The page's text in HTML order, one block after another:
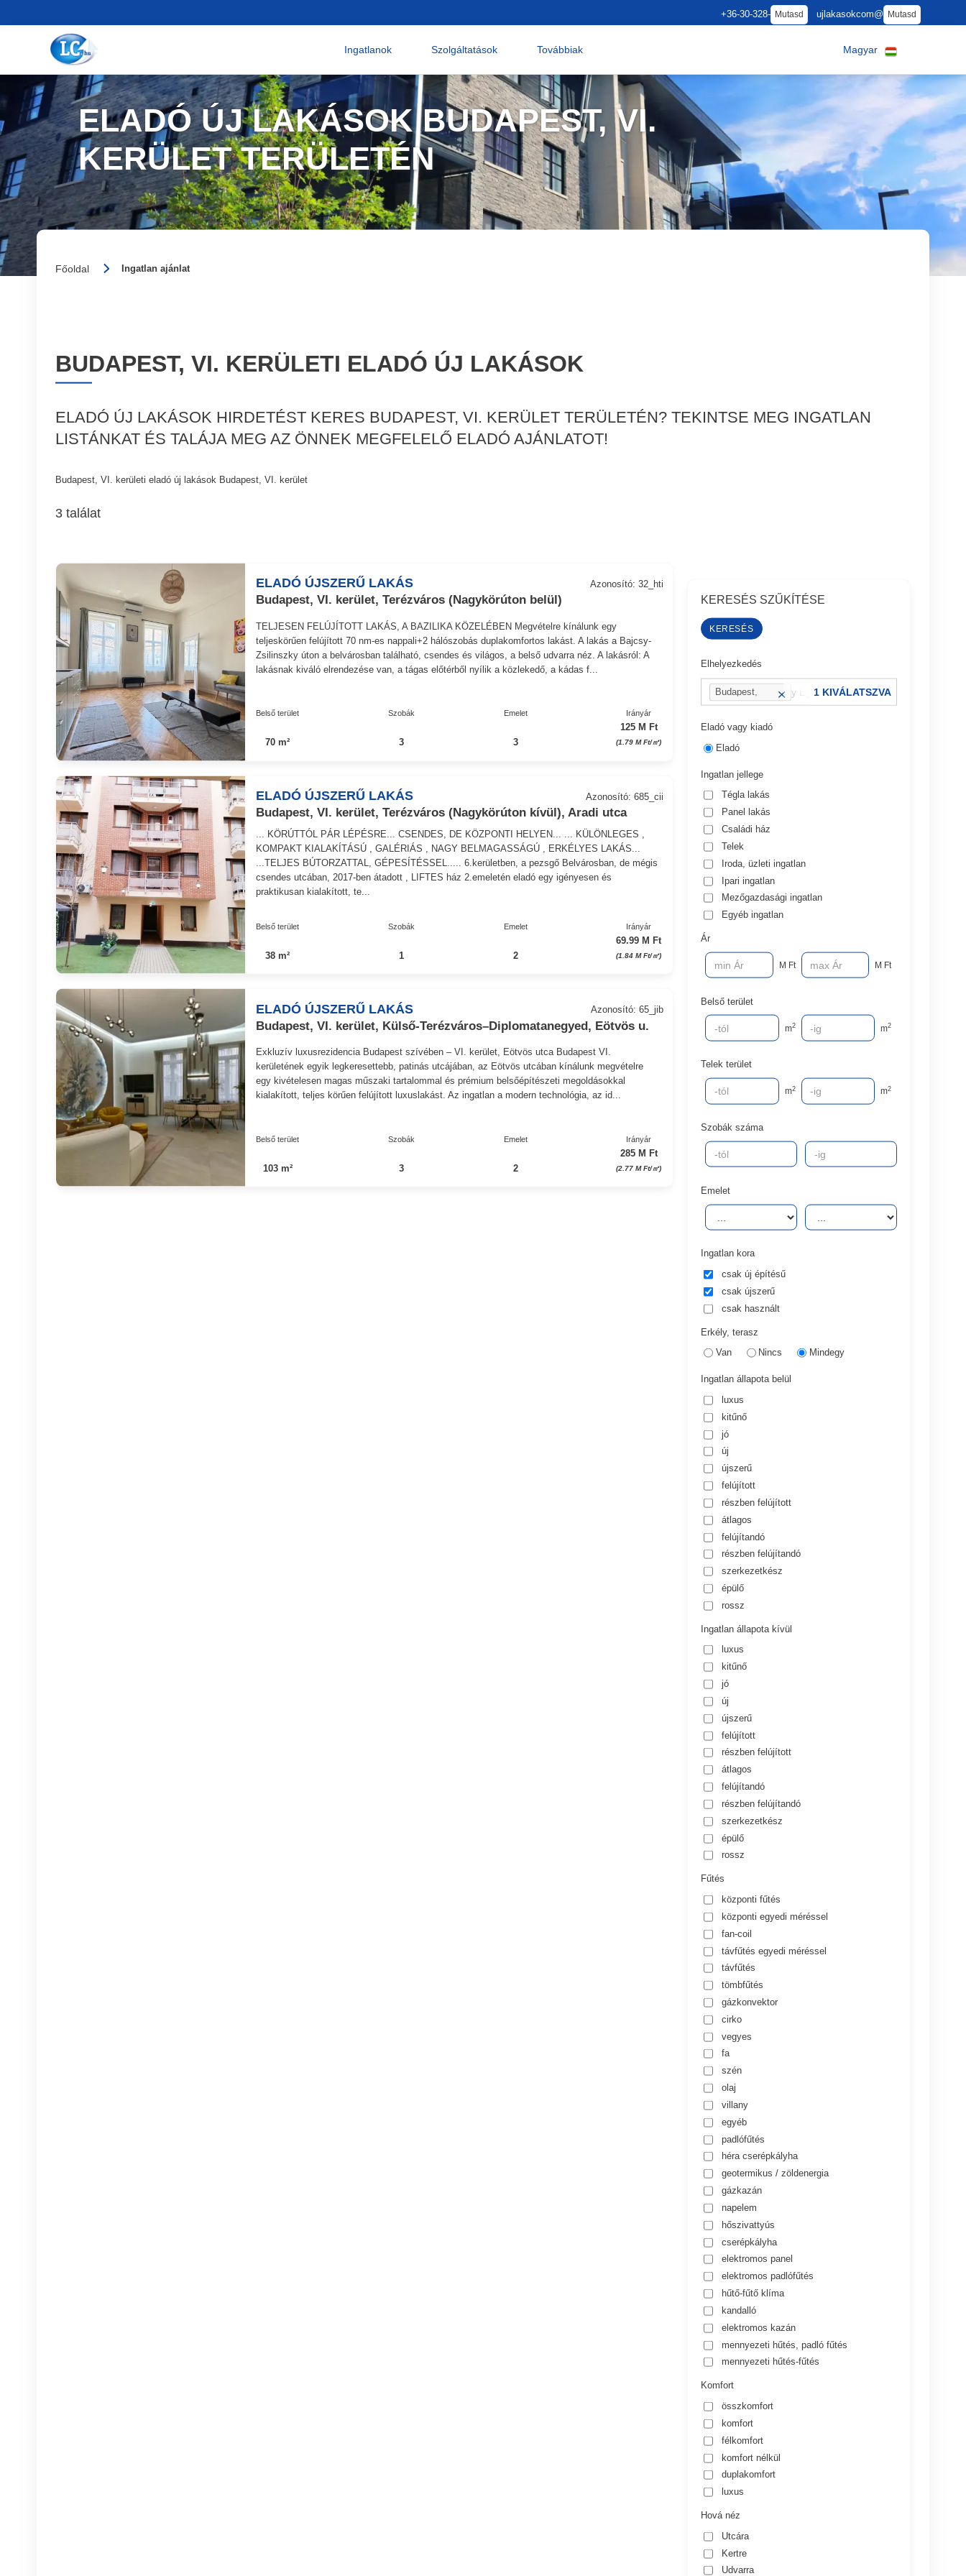
+36-30-328- Mutasd ujlakasokcom@ Mutasd
Ingatlanok Szolgáltatások Továbbiak Magyar
ELADÓ ÚJ LAKÁSOK BUDAPEST, VI.
KERÜLET TERÜLETÉN
Főoldal Ingatlan ajánlat
BUDAPEST, VI. KERÜLETI ELADÓ ÚJ LAKÁSOK
ELADÓ ÚJ LAKÁSOK HIRDETÉST KERES BUDAPEST, VI. KERÜLET TERÜLETÉN? TEKINTSE MEG INGATLAN
LISTÁNKAT ÉS TALÁJA MEG AZ ÖNNEK MEGFELELŐ ELADÓ AJÁNLATOT!
Budapest, VI. kerületi eladó új lakások Budapest, VI. kerület
3 találat
ELADÓ ÚJSZERŰ LAKÁS
Budapest, VI. kerület, Terézváros (Nagykörúton belül)
Azonosító: 32_hti
TELJESEN FELÚJÍTOTT LAKÁS, A BAZILIKA KÖZELÉBEN Megvételre kínálunk egy
teljeskörűen felújított 70 nm-es nappali+2 hálószobás duplakomfortos lakást. A lakás a Bajcsy-
Zsilinszky úton a belvárosban található, csendes és világos, a belső udvarra néz. A lakásról: A
lakásnak kiváló elrendezése van, a tágas előtérből nyílik a közlekedő, a kádas f...
Belső terület
70 m²
Szobák
3
Emelet
3
Irányár
125 M Ft
(1.79 M Ft/㎡)
ELADÓ ÚJSZERŰ LAKÁS
Budapest, VI. kerület, Terézváros (Nagykörúton kívül), Aradi utca
Azonosító: 685_cii
... KÖRÚTTÓL PÁR LÉPÉSRE... CSENDES, DE KÖZPONTI HELYEN... ... KÜLÖNLEGES ,
KOMPAKT KIALAKÍTÁSÚ , GALÉRIÁS , NAGY BELMAGASSÁGÚ , ERKÉLYES LAKÁS...
...TELJES BÚTORZATTAL, GÉPESÍTÉSSEL..... 6.kerületben, a pezsgő Belvárosban, de mégis
csendes utcában, 2017-ben átadott , LIFTES ház 2.emeletén eladó egy igényesen és
praktikusan kialakított, te...
Belső terület
38 m²
Szobák
1
Emelet
2
Irányár
69.99 M Ft
(1.84 M Ft/㎡)
ELADÓ ÚJSZERŰ LAKÁS
Budapest, VI. kerület, Külső-Terézváros–Diplomatanegyed, Eötvös u.
Azonosító: 65_jib
Exkluzív luxusrezidencia Budapest szívében – VI. kerület, Eötvös utca Budapest VI.
kerületének egyik legkeresettebb, patinás utcájában, az Eötvös utcában kínálunk megvételre
egy kivételesen magas műszaki tartalommal és prémium belsőépítészeti megoldásokkal
kialakított, teljes körűen felújított luxuslakást. Az ingatlan a modern technológia, az id...
Belső terület
103 m²
Szobák
3
Emelet
2
Irányár
285 M Ft
(2.77 M Ft/㎡)
KERESÉS SZŰKÍTÉSE
Elhelyezkedés
pl.: 13 kerület vagy Eger, Dobó utca
Budapest,
VI. kerület
1 KIVÁLATSZVA
Eladó vagy kiadó
Eladó
Ingatlan jellege
Tégla lakás
Panel lakás
Családi ház
Telek
Iroda, üzleti ingatlan
Ipari ingatlan
Mezőgazdasági ingatlan
Egyéb ingatlan
Ár
M Ft M Ft
Belső terület
m2 m2
Telek terület
m2 m2
Szobák száma
Emelet
Ingatlan kora
csak új építésű
csak újszerű
csak használt
Erkély, terasz
Van
Nincs Mindegy
Ingatlan állapota belül
luxus
kitűnő
jó
új
újszerű
felújított
részben felújított
átlagos
felújítandó
részben felújítandó
szerkezetkész
épülő
rossz
Ingatlan állapota kívül
luxus
kitűnő
jó
új
újszerű
felújított
részben felújított
átlagos
felújítandó
részben felújítandó
szerkezetkész
épülő
rossz
Fűtés
központi fűtés
központi egyedi méréssel
fan-coil
távfűtés egyedi méréssel
távfűtés
tömbfűtés
gázkonvektor
cirko
vegyes
fa
szén
olaj
villany
egyéb
padlófűtés
héra cserépkályha
geotermikus / zöldenergia
gázkazán
napelem
hőszivattyús
cserépkályha
elektromos panel
elektromos padlófűtés
hűtő-fűtő klíma
kandalló
elektromos kazán
mennyezeti hűtés, padló fűtés
mennyezeti hűtés-fűtés
Komfort
összkomfort
komfort
félkomfort
komfort nélkül
duplakomfort
luxus
Hová néz
Utcára
Kertre
Udvarra